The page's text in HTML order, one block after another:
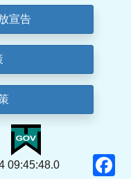
宣告
09:45:48.0